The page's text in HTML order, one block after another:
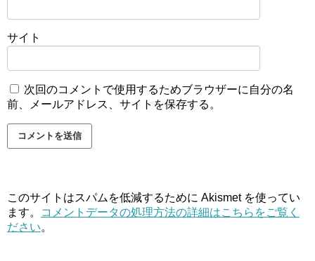
サイト
次回のコメントで使用するためブラウザーに自分の名
前、メールアドレス、サイトを保存する。
このサイトはスパムを低減するために Akismet を使ってい
ます。
コメントデータの処理方法の詳細はこちらをご覧く
ださい。